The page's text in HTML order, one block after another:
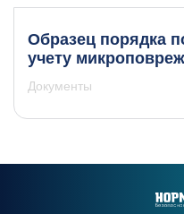
Образец порядка
учету
Документы